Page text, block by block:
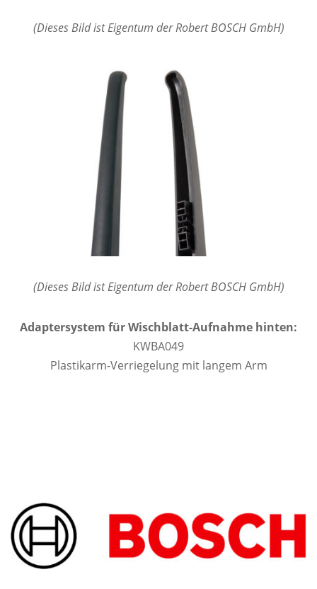
(Dieses Bild ist Eigentum der Robert BOSCH GmbH)
(Dieses Bild ist Eigentum der Robert BOSCH GmbH)
Adaptersystem für Wischblatt-Aufnahme hinten:
KWBA049
Plastikarm-Verriegelung mit langem Arm